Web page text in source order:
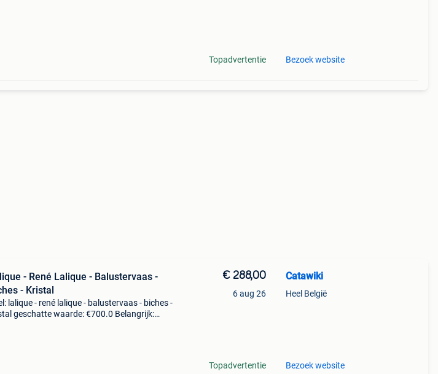
Topadvertentie Bezoek website
- René Lalique - Balustervaas -
- Kristal
lalique - rené lalique - balustervaas - biches -
geschatte waarde: €700.0 Belangrijk:
€ 288,00
6 aug 26
Topadvertentie
Catawiki
Heel België
Bezoek website